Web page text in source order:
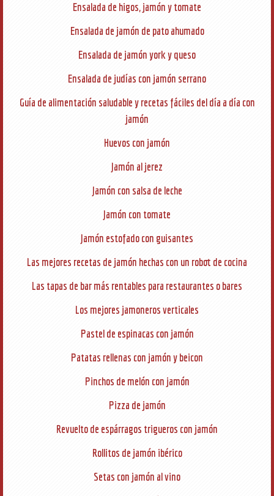
Ensalada de higos, jamón y tomate
Ensalada de jamón de pato ahumado
Ensalada de jamón york y queso
Ensalada de judías con jamón serrano
Guía de alimentación saludable y recetas fáciles del día a día con
jamón
Huevos con jamón
Jamón al jerez
Jamón con salsa de leche
Jamón con tomate
Jamón estofado con guisantes
Las mejores recetas de jamón hechas con un robot de cocina
Las tapas de bar más rentables para restaurantes o bares
Los mejores jamoneros verticales
Pastel de espinacas con jamón
Patatas rellenas con jamón y beicon
Pinchos de melón con jamón
Pizza de jamón
Revuelto de espárragos trigueros con jamón
Rollitos de jamón ibérico
Setas con jamón al vino